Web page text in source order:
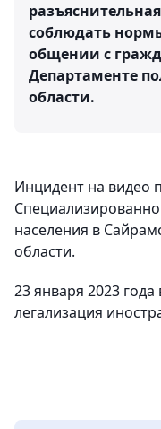
соблюдать
общении с
Департаменте
области.
Инцидент на видео
населения в
области.
23 января 2023 года
легализация